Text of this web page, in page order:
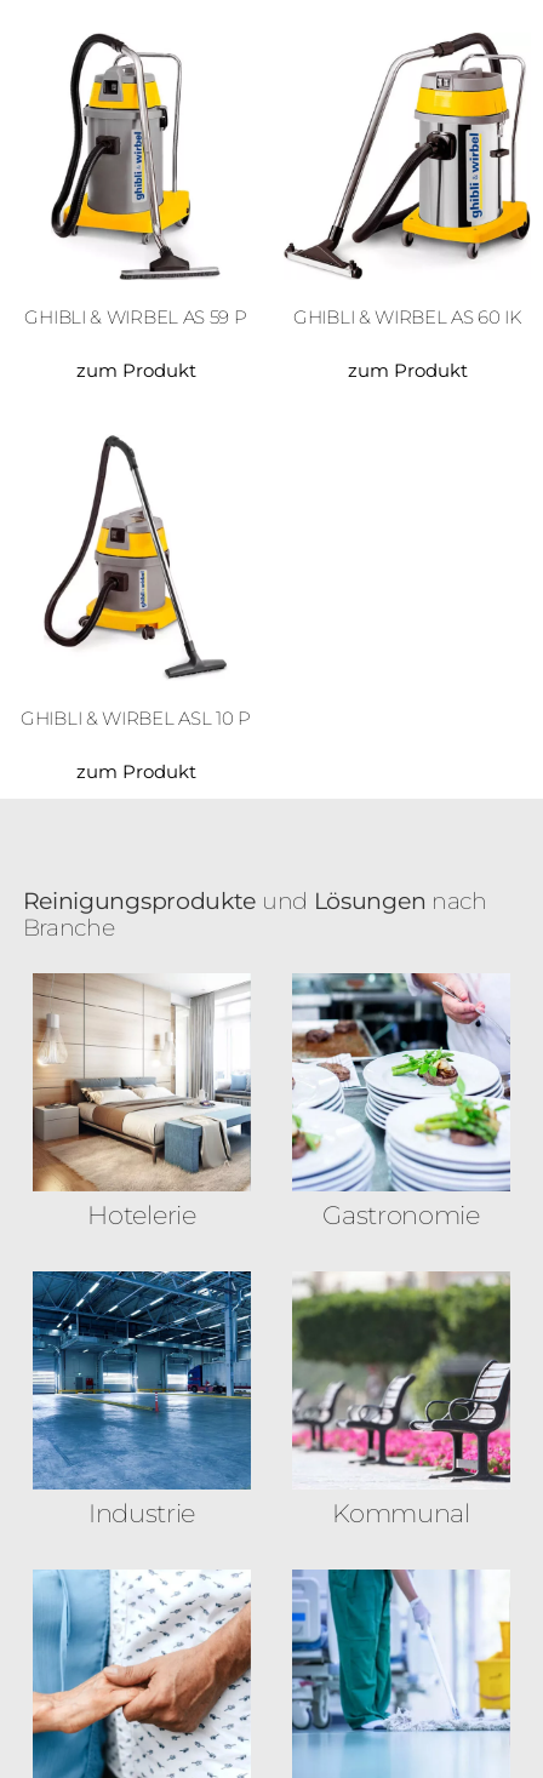
GHIBLI & WIRBEL AS 59 P
zum Produkt
GHIBLI & WIRBEL AS 60 IK
zum Produkt
GHIBLI & WIRBEL ASL 10 P
zum Produkt
Reinigungsprodukte und Lösungen nach
Branche
Hotelerie Gastronomie
Industrie Kommunal